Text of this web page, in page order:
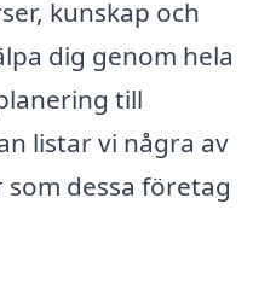
kunskap och
dig genom hela
till
listar vi några av
dessa företag